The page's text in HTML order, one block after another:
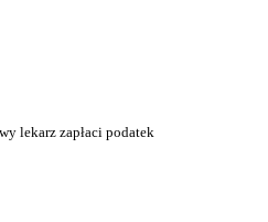
lekarz zapłaci podatek